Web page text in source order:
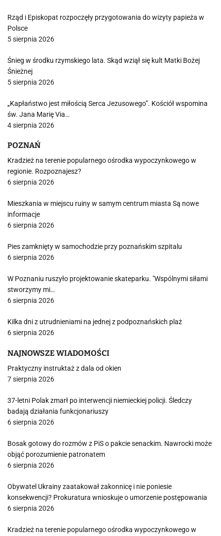
Rząd i Episkopat rozpoczęły przygotowania do wizyty papieża w
Polsce
5 sierpnia 2026
Śnieg w środku rzymskiego lata. Skąd wziął się kult Matki Bożej
Śnieżnej
5 sierpnia 2026
„Kapłaństwo jest miłością Serca Jezusowego”. Kościół wspomina
św. Jana Marię Via…
4 sierpnia 2026
POZNAŃ
Kradzież na terenie popularnego ośrodka wypoczynkowego w
regionie. Rozpoznajesz?
6 sierpnia 2026
Mieszkania w miejscu ruiny w samym centrum miasta Są nowe
informacje
6 sierpnia 2026
Pies zamknięty w samochodzie przy poznańskim szpitalu
6 sierpnia 2026
W Poznaniu ruszyło projektowanie skateparku. "Wspólnymi siłami
stworzymy mi…
6 sierpnia 2026
Kilka dni z utrudnieniami na jednej z podpoznańskich plaż
6 sierpnia 2026
NAJNOWSZE WIADOMOŚCI
Praktyczny instruktaż z dala od okien
7 sierpnia 2026
37-letni Polak zmarł po interwencji niemieckiej policji. Śledczy
badają działania funkcjonariuszy
6 sierpnia 2026
Bosak gotowy do rozmów z PiS o pakcie senackim. Nawrocki może
objąć porozumienie patronatem
6 sierpnia 2026
Obywatel Ukrainy zaatakował zakonnicę i nie poniesie
konsekwencji? Prokuratura wnioskuje o umorzenie postępowania
6 sierpnia 2026
Kradzież na terenie popularnego ośrodka wypoczynkowego w